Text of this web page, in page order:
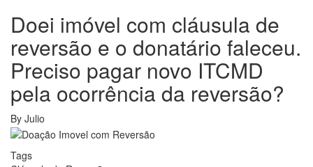
Doei imóvel com cláusula de
reversão e o donatário faleceu.
Preciso pagar novo ITCMD
pela ocorrência da reversão?
By Julio
Tags